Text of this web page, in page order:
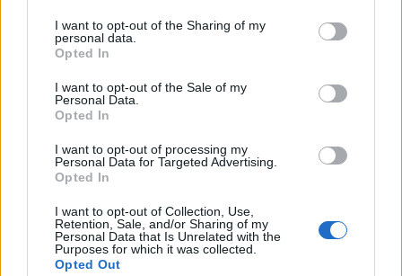
I want to opt-out of the Sharing of my
personal data.
Opted In
I want to opt-out of the Sale of my
Personal Data.
Opted In
I want to opt-out of processing my
Personal Data for Targeted Advertising.
Opted In
I want to opt-out of Collection, Use,
Retention, Sale, and/or Sharing of my
Personal Data that Is Unrelated with the
Purposes for which it was collected.
Opted Out
Selezioniamo per te
Il meglio di
Iscriviti alla
newsletter